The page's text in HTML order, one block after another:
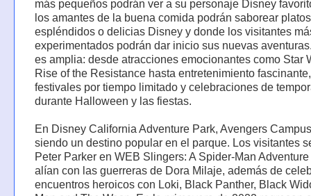
más pequeños podrán ver a su personaje Disney
los amantes de la buena comida podrán saborear platos
espléndidos o delicias Disney y donde los visitantes
experimentados podrán dar inicio sus nuevas
es amplia: desde atracciones emocionantes como Star
Rise of the Resistance hasta entretenimiento fascinante,
festivales por tiempo limitado y celebraciones de
durante Halloween y las fiestas.
En Disney California Adventure Park, Avengers
siendo un destino popular en el parque. Los visitantes
Peter Parker en WEB Slingers: A Spider-Man Adventure
alían con las guerreras de Dora Milaje, además de
encuentros heroicos con Loki, Black Panther, Black